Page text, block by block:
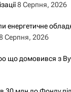
8 Серпня, 2026
енергетичне
Серпня, 2026
що домовився з